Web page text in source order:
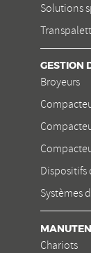
Solutions
GESTION
Broyeurs
Dispositifs
Systèmes
Chariots